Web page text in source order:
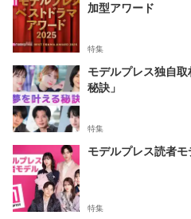
加型アワード
特集
モデルプレス独自
秘訣」
特集
モデルプレス読者
特集